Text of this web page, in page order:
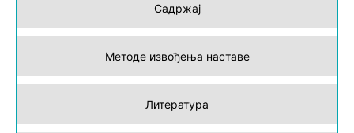
Садржај
Методе извођења наставе
Литература